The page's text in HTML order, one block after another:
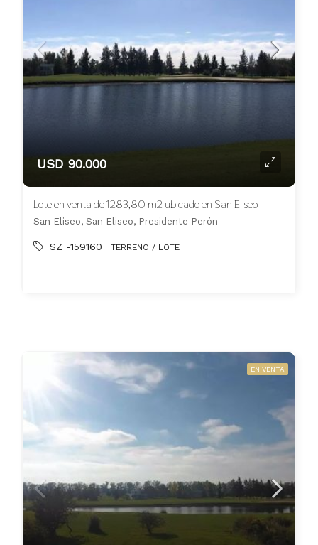
USD 90.000
Lote en venta de 1283,80 m2 ubicado en San Eliseo
San Eliseo, San Eliseo, Presidente Perón
SZ -159160 TERRENO / LOTE
EN VENTA